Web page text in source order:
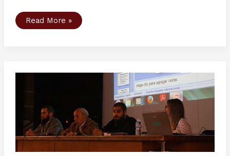
III
Jornadas
Read More »